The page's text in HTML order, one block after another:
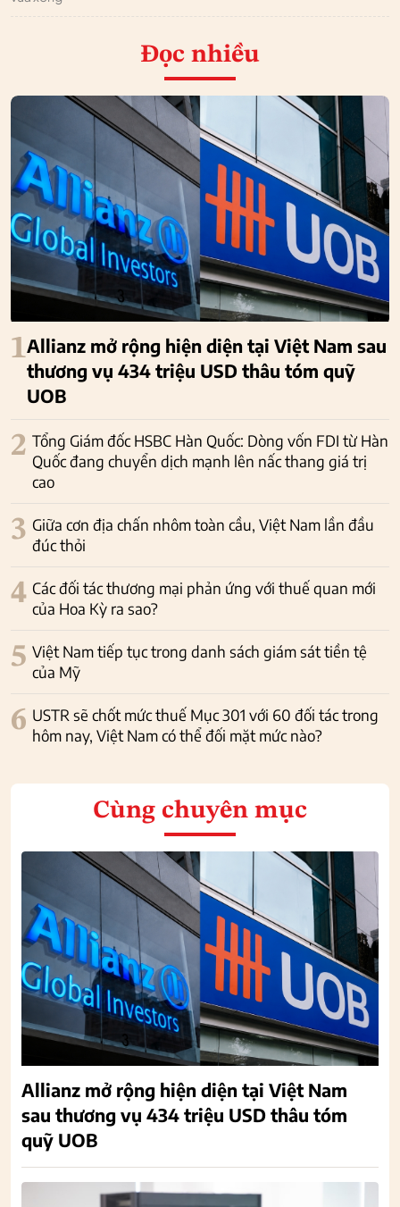
Đọc nhiều
1Allianz mở rộng hiện diện tại Việt Nam sau
thương vụ 434 triệu USD thâu tóm quỹ
UOB
2 Tổng Giám đốc HSBC Hàn Quốc: Dòng vốn FDI từ Hàn
Quốc đang chuyển dịch mạnh lên nấc thang giá trị
cao
3 Giữa cơn địa chấn nhôm toàn cầu, Việt Nam lần đầu
đúc thỏi
4 Các đối tác thương mại phản ứng với thuế quan mới
của Hoa Kỳ ra sao?
5 Việt Nam tiếp tục trong danh sách giám sát tiền tệ
của Mỹ
6 USTR sẽ chốt mức thuế Mục 301 với 60 đối tác trong
hôm nay, Việt Nam có thể đối mặt mức nào?
Cùng chuyên mục
Allianz mở rộng hiện diện tại Việt Nam
sau thương vụ 434 triệu USD thâu tóm
quỹ UOB